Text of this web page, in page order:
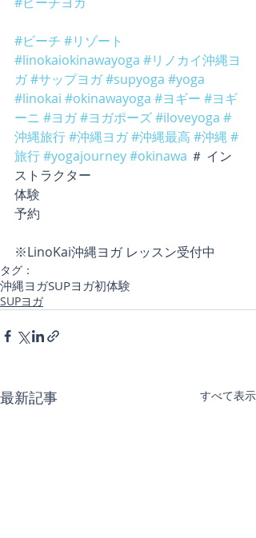
#ビーチ #リゾート
#linokaiokinawayoga #リノカイ沖縄ヨ
ガ#サップヨガ#supyoga #yoga
#linokai #okinawayoga #ヨギー #ヨギ
ーニ #ヨガ#ヨガポーズ#iloveyoga #
沖縄旅行#沖縄ヨガ#沖縄最高 #沖縄 #
旅行#yogajourney#okinawa ＃ イン
ストラクター
体験
予約
※LinoKai沖縄ヨガ レッスン受付中
タグ：
沖縄ヨガSUPヨガ初体験
SUPヨガ
最新記事 すべて表示